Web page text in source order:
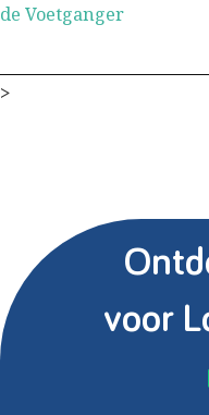
de Voetganger
>
voor